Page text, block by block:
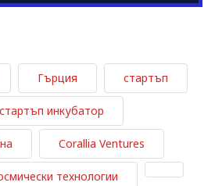
Гърция стартъп
стартъп инкубатор
Corallia Ventures
технологии